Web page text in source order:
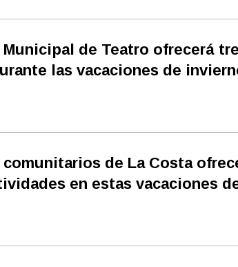
Municipal de Teatro ofrecerá
las vacaciones de
de La Costa
en estas vacaciones